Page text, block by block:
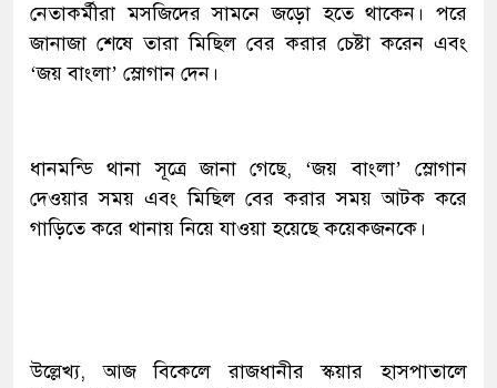
নেতাকর্মীরা মসজিদের সামনে জড়ো হতে থাকেন। পরে
জানাজা শেষে তারা মিছিল বের করার চেষ্টা করেন এবং
‘জয় বাংলা’ স্লোগান দেন।
ধানমন্ডি থানা সূত্রে জানা গেছে, ‘জয় বাংলা’ স্লোগান
দেওয়ার সময় এবং মিছিল বের করার সময় আটক করে
গাড়িতে করে থানায় নিয়ে যাওয়া হয়েছে কয়েকজনকে।
উল্লেখ্য, আজ বিকেলে রাজধানীর স্কয়ার হাসপাতালে